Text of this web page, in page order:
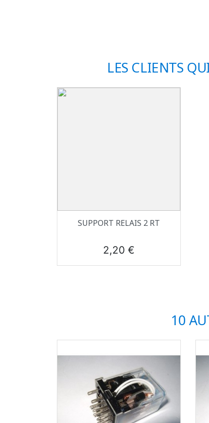
LES CLIENTS
Aperçu rapide
SUPPORT RELAIS 2 RT
Prix
2,20 €
10